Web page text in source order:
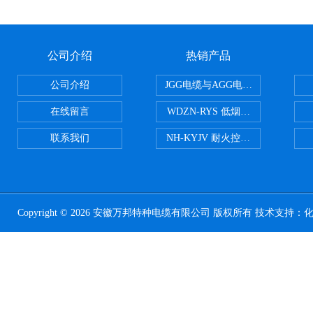
公司介绍
公司介绍
在线留言
联系我们
热销产品
JGG电缆与AGG电缆有什么区别
WDZN-RYS 低烟无卤耐火双绞线
NH-KYJV 耐火控制电缆
Copyright © 2026 安徽万邦特种电缆有限公司 版权所有 技术支持：